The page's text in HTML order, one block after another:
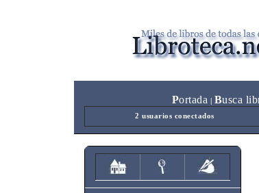
Portada Busca
2 usuarios conectados